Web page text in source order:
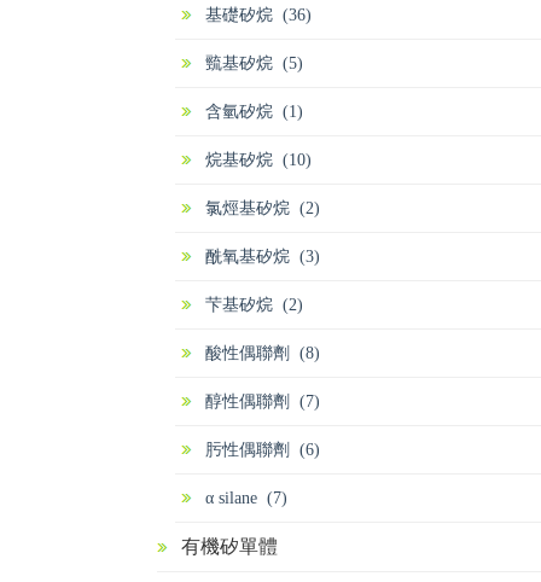
基礎矽烷 (36)
巰基矽烷 (5)
含氫矽烷 (1)
烷基矽烷 (10)
氯烴基矽烷 (2)
酰氧基矽烷 (3)
芐基矽烷 (2)
酸性偶聯劑 (8)
醇性偶聯劑 (7)
肟性偶聯劑 (6)
α silane (7)
有機矽單體